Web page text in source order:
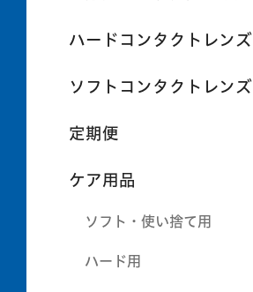
ハードコンタクトレンズ
ソフトコンタクトレンズ
定期便
ケア用品
ソフト・使い捨て用
ハード用